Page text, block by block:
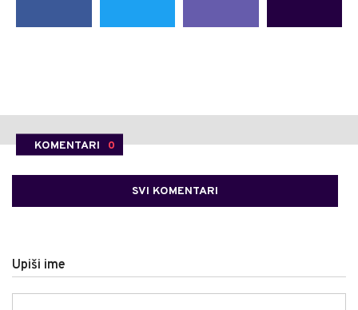
KOMENTARI 0
SVI KOMENTARI
Upiši ime